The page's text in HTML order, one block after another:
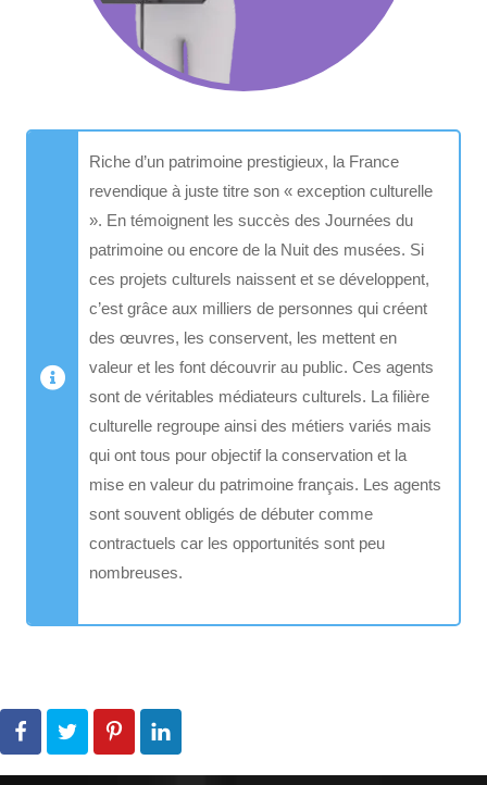
Riche d’un patrimoine prestigieux, la France
revendique à juste titre son « exception culturelle
». En témoignent les succès des Journées du
patrimoine ou encore de la Nuit des musées. Si
ces projets culturels naissent et se développent,
c’est grâce aux milliers de personnes qui créent
des œuvres, les conservent, les mettent en
valeur et les font découvrir au public. Ces agents
sont de véritables médiateurs culturels. La filière
culturelle regroupe ainsi des métiers variés mais
qui ont tous pour objectif la conservation et la
mise en valeur du patrimoine français. Les agents
sont souvent obligés de débuter comme
contractuels car les opportunités sont peu
nombreuses.